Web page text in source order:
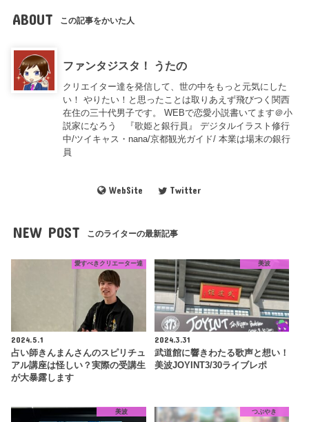
ABOUT この記事をかいた人
ファンタジスタ！ うたの
クリエイター達を発信して、世の中をもっと元気にした
い！ やりたい！と思ったことは取りあえず飛びつく関西
在住の三十代男子です。 WEBで恋愛小説書いてます＠小
説家になろう 『歌姫と銀行員』 デジタルイラスト修行
中/ツイキャス・nana/京都観光ガイド/ 本業は場末の銀行
員
WebSite Twitter
NEW POST このライターの最新記事
愛すべきクリエーター達
2024.5.1
占い師きんまんさんのスピリチュ
アル講座は怪しい？実際の受講生
が大暴露します
美波
2024.3.31
武道館に響きわたる歌声と想い！
美波JOYINT3/30ライブレポ
美波 つぶやき